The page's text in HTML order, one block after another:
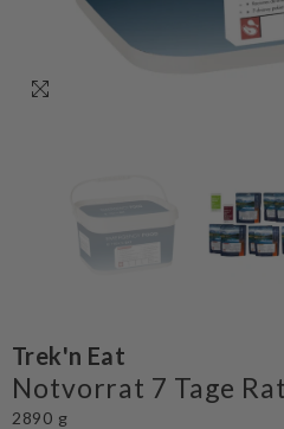
Trek'n Eat
Notvorrat 7 Tage
2890 g